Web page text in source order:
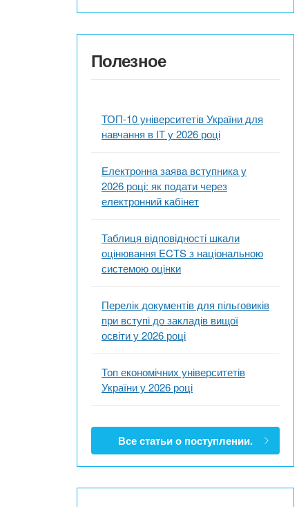
Полезное
ТОП-10 університетів України для
навчання в ІТ у 2026 році
Електронна заява вступника у
2026 році: як подати через
електронний кабінет
Таблиця відповідності шкали
оцінювання ECTS з національною
системою оцінки
Перелік документів для пільговиків
при вступі до закладів вищої
освіти у 2026 році
Топ економічних університетів
України у 2026 році
Все статьи о поступлении.